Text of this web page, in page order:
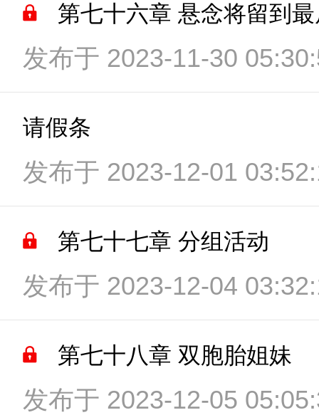
第七十六章 悬念将留到
发布于 2023-11-30
请假条
发布于 2023-12-01
第七十七章 分组活动
发布于 2023-12-04
第七十八章 双胞胎姐妹
发布于 2023-12-05